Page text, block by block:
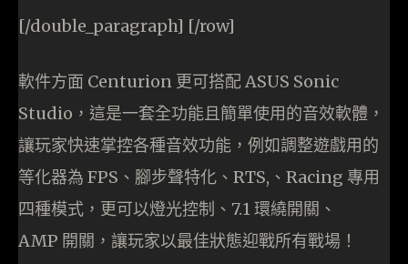
[/double_paragraph] [/row]
軟件方面 Centurion 更可搭配 ASUS Sonic
Studio，這是一套全功能且簡單使用的音效軟體，
讓玩家快速掌控各種音效功能，例如調整遊戲用的
等化器為 FPS、腳步聲特化、RTS,、Racing 專用
四種模式，更可以燈光控制、7.1 環繞開關、
AMP 開關，讓玩家以最佳狀態迎戰所有戰場！